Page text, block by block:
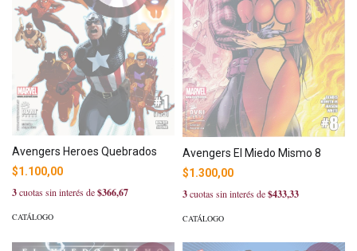
Avengers Heroes Quebrados
$1.100,00
3cuotas sin interés de$366,67
CATÁLOGO
Avengers El Miedo Mismo 8
$1.300,00
3cuotas sin interés de$433,33
CATÁLOGO